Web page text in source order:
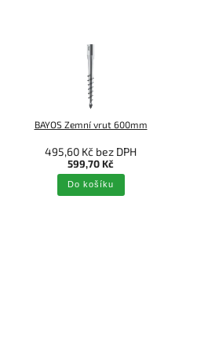
BAYOS Zemní vrut 600mm
495,60 Kč bez DPH
599,70 Kč
Do košíku